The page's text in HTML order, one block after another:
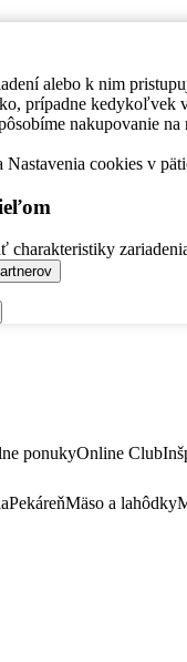
alebo k nim
prípadne kedykoľvek
nakupovanie na
cookies v
ponukyOnline Club
PekáreňMäso a lahôdky